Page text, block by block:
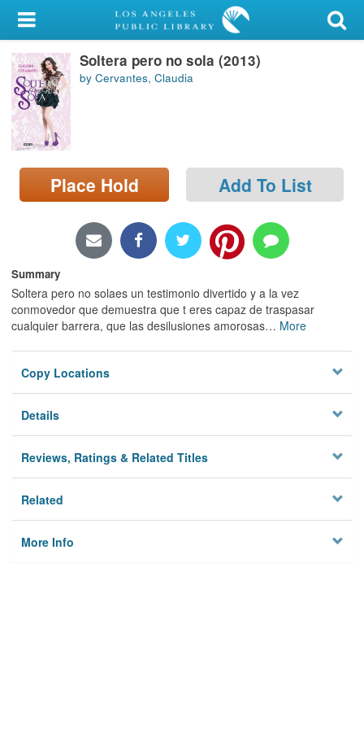
My Account
Library Card
Sign In
Search
Locations/Hours (external
page)
Soltera pero no sola (2013)
by Cervantes, Claudia
Place Hold Add To List
Summary
Soltera pero no solaes un testimonio divertido y a la vez
conmovedor que demuestra que t eres capaz de traspasar
cualquier barrera, que las desilusiones amorosas… More
Copy Locations
Details
Reviews, Ratings & Related Titles
Related
More Info